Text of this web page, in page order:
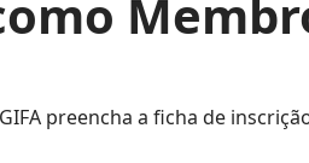
preencha a ficha de